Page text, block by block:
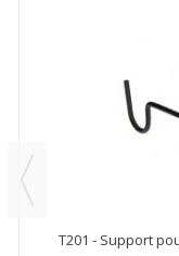
T201 - Support